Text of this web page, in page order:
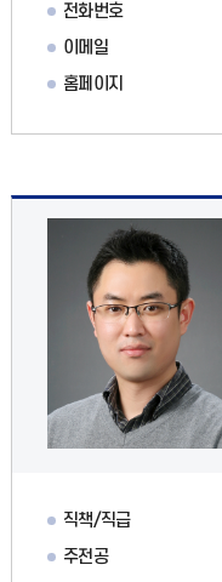
전화번호
이메일
홈페이지
직책/직급
주전공